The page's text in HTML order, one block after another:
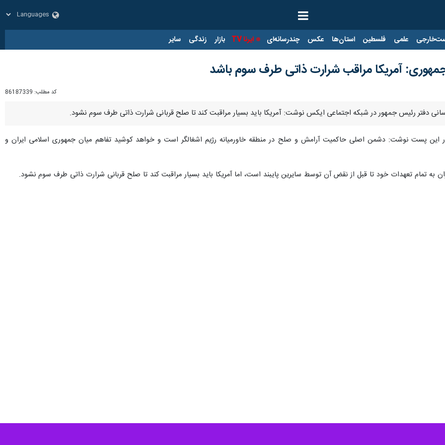
علمی فلسطین استان‌ها عکس چندرسانه‌ای ایرنا TV بازار زندگی سایر
آمریکا مراقب شرارت ذاتی طرف سوم باشد
کد مطلب: 86187339
دفتر رئیس جمهور در شبکه اجتماعی ایکس نوشت: آمریکا باید بسیار مراقبت کند تا صلح قربانی شرارت ذاتی طرف سوم نشود.
این پست نوشت: دشمن اصلی حاکمیت آرامش و صلح در منطقه خاورمیانه رژیم اشغالگر است و خواهد کوشید تفاهم میان جمهوری اسلامی ایران و
به تمام تعهدات خود تا قبل از نقض آن توسط سایرین پایبند است، اما آمریکا باید بسیار مراقبت کند تا صلح قربانی شرارت ذاتی طرف سوم نشود.